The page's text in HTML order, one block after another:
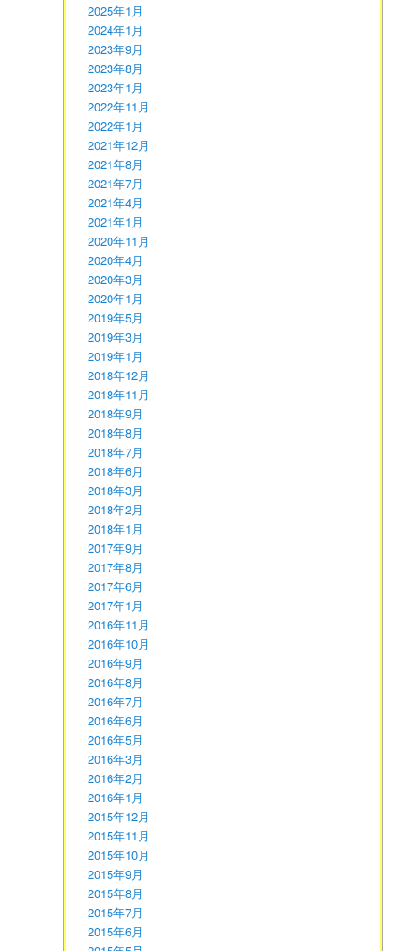
2025年1月
2024年1月
2023年9月
2023年8月
2023年1月
2022年11月
2022年1月
2021年12月
2021年8月
2021年7月
2021年4月
2021年1月
2020年11月
2020年4月
2020年3月
2020年1月
2019年5月
2019年3月
2019年1月
2018年12月
2018年11月
2018年9月
2018年8月
2018年7月
2018年6月
2018年3月
2018年2月
2018年1月
2017年9月
2017年8月
2017年6月
2017年1月
2016年11月
2016年10月
2016年9月
2016年8月
2016年7月
2016年6月
2016年5月
2016年3月
2016年2月
2016年1月
2015年12月
2015年11月
2015年10月
2015年9月
2015年8月
2015年7月
2015年6月